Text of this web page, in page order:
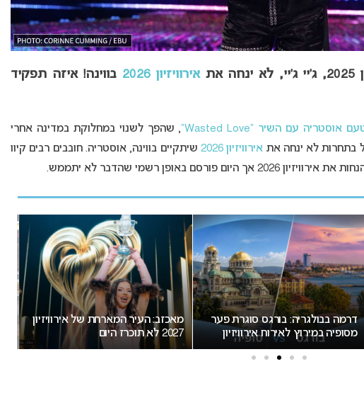
את אירוויזיון 2026
בווינה! איזה תפקיד
עם השיר “Wasted Love”
, שהפך לשנוי במחלוקת במדינה אחרי
בתחרות לא ינחה את אירוויזיון 2026
שיתקיים בווינה, אוסטריה. חובבים רבים קיוו
באופן רשמי שהדבר לא יתממש.
מאכזב: העיר המארחת של אירוויזיון
2027 לא תוכרז היום
עובר על החוק: למה אסור לערב
פוליטיקה באירוויזיון?